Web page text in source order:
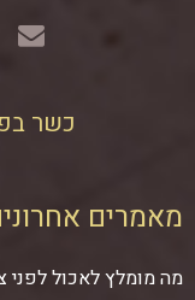
כשר
מאמרים
מה מומלץ לאכול לפני